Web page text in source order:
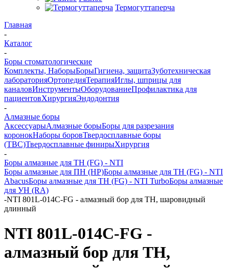
Термогуттаперча
Главная
-
Каталог
-
Боры стоматологические
Комплекты, НаборыБорыГигиена, защитаЗуботехническая
лабораторияОртопедияТерапияИглы, шприцы для
каналовИнструментыОборудованиеПрофилактика для
пациентовХирургияЭндодонтия
-
Алмазные боры
АксессуарыАлмазные борыБоры для разрезания
коронокНаборы боровТвердосплавные боры
(ТВС)Твердосплавные финирыХирургия
-
Боры алмазные для ТН (FG) - NTI
Боры алмазные для ПН (HP)Боры алмазные для ТН (FG) - NTI
AbacusБоры алмазные для ТН (FG) - NTI TurboБоры алмазные
для УН (RA)
-NTI 801L-014C-FG - алмазный бор для ТН, шаровидный
длинный
NTI 801L-014C-FG -
алмазный бор для ТН,